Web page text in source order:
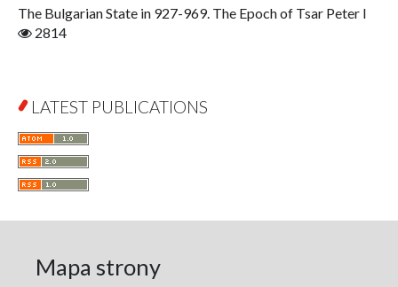
Winter of Life?
Linguistics
What Is Man?
Communication and Media
A Very Short Introduction
Literary Culture of Lodz
Lodz in the Polish People's Republic. The Polish People's
Republic in Lodz
The Bulgarian State in 927-969. The Epoch of Tsar Peter I
2814
LATEST PUBLICATIONS
Mapa strony